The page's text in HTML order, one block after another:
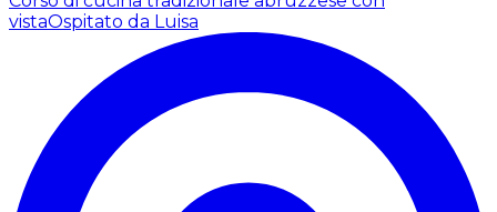
vistaOspitato da Luisa